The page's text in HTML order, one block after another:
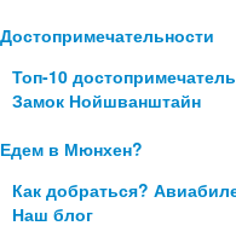
Достопримечательности
Топ-10
Замок Нойшванштайн
Едем в Мюнхен?
Как добраться?
Наш блог